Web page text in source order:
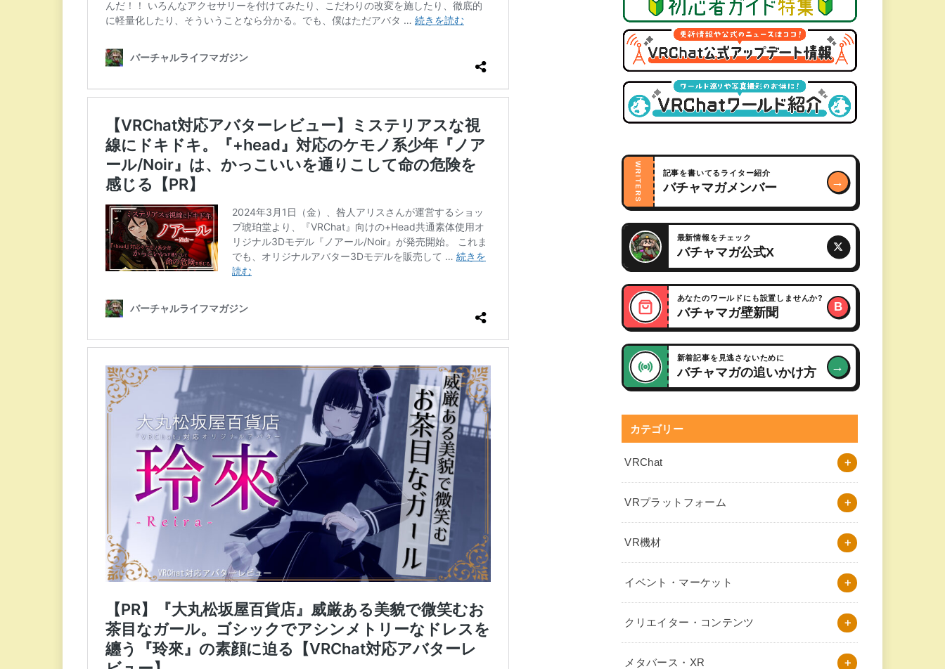
WRITERS 記事を書いてるライター紹介
バチャマガメンバー →
最新情報をチェック
バチャマガ公式X
あなたのワールドにも設置しませんか?
バチャマガ壁新聞 B
新着記事を見逃さないために
バチャマガの追いかけ方 →
カテゴリー
VRChat
VRプラットフォーム
VR機材
イベント・マーケット
クリエイター・コンテンツ
メタバース・XR